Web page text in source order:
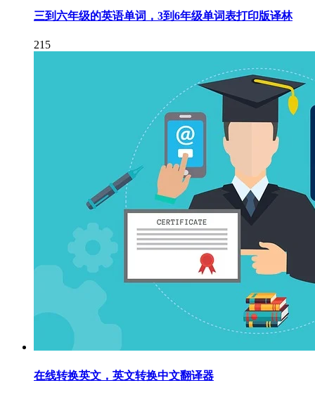
三到六年级的英语单词，3到6年级单词表打印版译林
215
在线转换英文，英文转换中文翻译器